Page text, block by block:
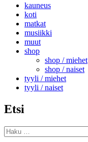
kauneus
koti
matkat
musiikki
muut
shop
shop / miehet
shop / naiset
tyyli / miehet
tyyli / naiset
Etsi
Haku: